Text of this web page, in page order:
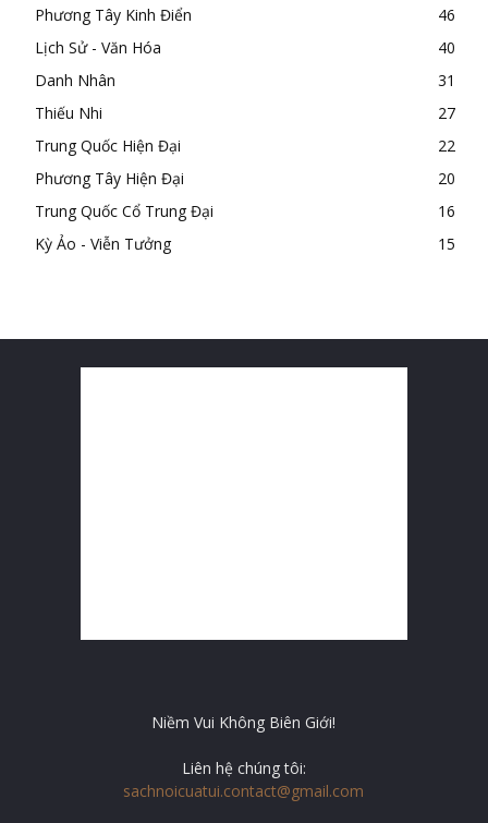
Phương Tây Kinh Điển
46
Lịch Sử - Văn Hóa
40
Danh Nhân
31
Thiếu Nhi
27
Trung Quốc Hiện Đại
22
Phương Tây Hiện Đại
20
Trung Quốc Cổ Trung Đại
16
Kỳ Ảo - Viễn Tưởng
15
Niềm Vui Không Biên Giới!
Liên hệ chúng tôi:
sachnoicuatui.contact@gmail.com